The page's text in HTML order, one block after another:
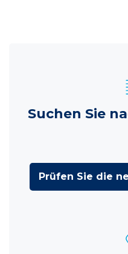
Suchen Sie
Prüfen Sie die